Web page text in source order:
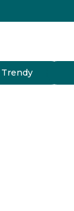
Trendy